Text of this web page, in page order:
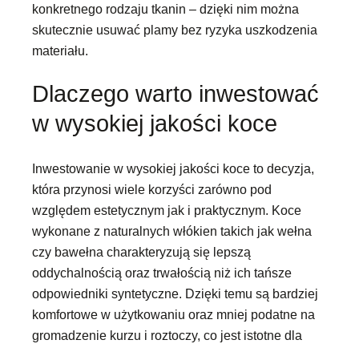
konkretnego rodzaju tkanin – dzięki nim można
skutecznie usuwać plamy bez ryzyka uszkodzenia
materiału.
Dlaczego warto inwestować
w wysokiej jakości koce
Inwestowanie w wysokiej jakości koce to decyzja,
która przynosi wiele korzyści zarówno pod
względem estetycznym jak i praktycznym. Koce
wykonane z naturalnych włókien takich jak wełna
czy bawełna charakteryzują się lepszą
oddychalnością oraz trwałością niż ich tańsze
odpowiedniki syntetyczne. Dzięki temu są bardziej
komfortowe w użytkowaniu oraz mniej podatne na
gromadzenie kurzu i roztoczy, co jest istotne dla